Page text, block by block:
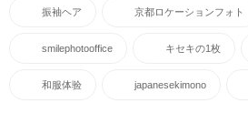
振袖ヘア 京都ロケーションフォト
smilephotooffice キセキの1枚
和服体验 japanesekimono